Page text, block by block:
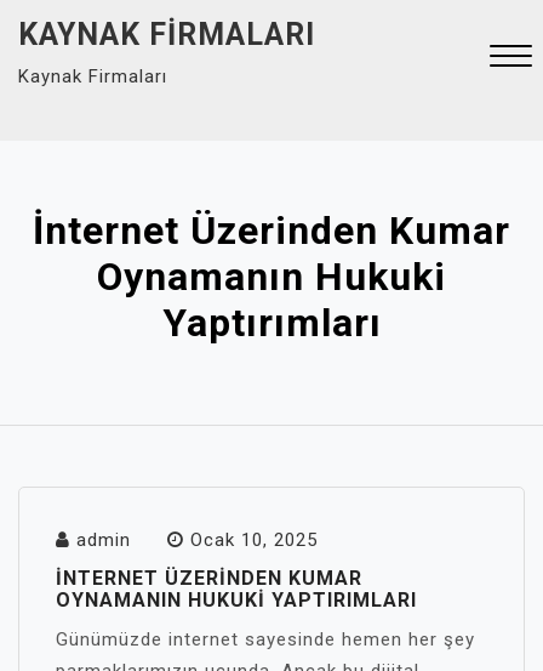
content
KAYNAK FIRMALARI
Kaynak Firmaları
İnternet Üzerinden Kumar
Oynamanın Hukuki
Yaptırımları
admin Ocak 10, 2025
İNTERNET ÜZERINDEN KUMAR
OYNAMANIN HUKUKI YAPTIRIMLARI
Günümüzde internet sayesinde hemen her şey